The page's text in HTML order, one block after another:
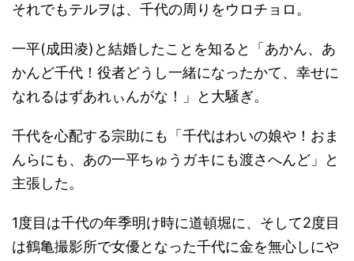
それでもテルヲは、千代の周りをウロチョロ。
一平(成田凌)と結婚したことを知ると「あかん、あ
かんど千代！役者どうし一緒になったかて、幸せに
なれるはずあれぃんがな！」と大騒ぎ。
千代を心配する宗助にも「千代はわいの娘や！おま
んらにも、あの一平ちゅうガキにも渡さへんど」と
主張した。
1度目は千代の年季明け時に道頓堀に、そして2度目
は鶴亀撮影所で女優となった千代に金を無心しにや